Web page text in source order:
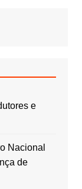
e
Nacional
de